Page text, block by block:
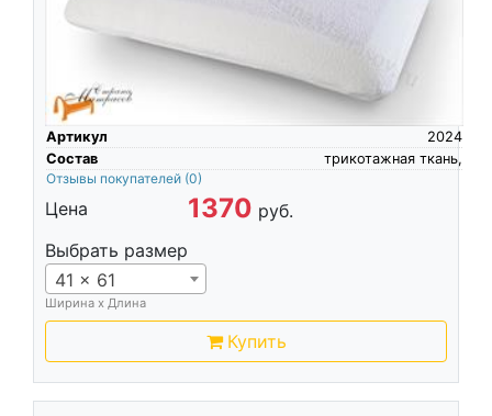
Артикул
2024
Состав
трикотажная ткань,
Отзывы покупателей (0)
Цена 1370 руб.
Выбрать размер
41 x 61
Ширина х Длина
Купить